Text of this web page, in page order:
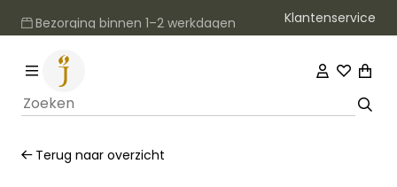
Bezorging binnen 1–2 werkdagen Klantenservice
Terug naar overzicht